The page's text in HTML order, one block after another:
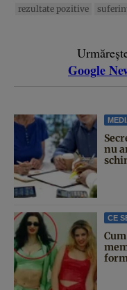
rezultate pozitive
Google
nu
CE